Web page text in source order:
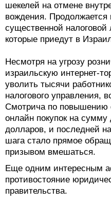
шекелей на отмене
вождения. Продолжается
существенной налоговой
которые приедут в
Несмотря на угрозу
израильскую интернет-
уволить тысячи
налогового управления,
Смотрича по повышению
онлайн покупок на
долларов, и последней
шага стало прямое
призывом вмешаться.
Еще одним интересным
противостояние
правительства.